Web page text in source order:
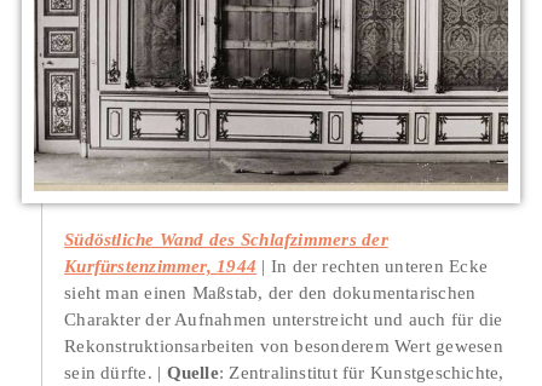
Südöstliche Wand des Schlafzimmers der
Kurfürstenzimmer, 1944
In der rechten unteren Ecke
sieht man einen Maßstab, der den dokumentarischen
Charakter der Aufnahmen unterstreicht und auch für die
Rekonstruktionsarbeiten von besonderem Wert gewesen
sein dürfte.
Quelle: Zentralinstitut für Kunstgeschichte,